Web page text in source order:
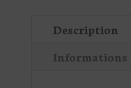
Description
Informations